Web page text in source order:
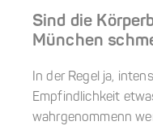
Sind die
München
In der Regel ja,
Empfindlichkeit
wahrgenommenn